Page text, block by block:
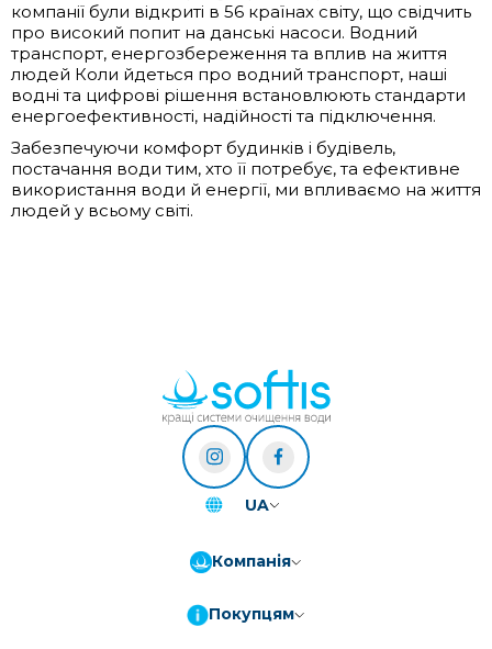
компанії були відкриті в 56 країнах світу, що свідчить
про високий попит на данські насоси. Водний
транспорт, енергозбереження та вплив на життя
людей Коли йдеться про водний транспорт, наші
водні та цифрові рішення встановлюють стандарти
енергоефективності, надійності та підключення.
Забезпечуючи комфорт будинків і будівель,
постачання води тим, хто її потребує, та ефективне
використання води й енергії, ми впливаємо на життя
людей у всьому світі.
UA
Компанія
Покупцям